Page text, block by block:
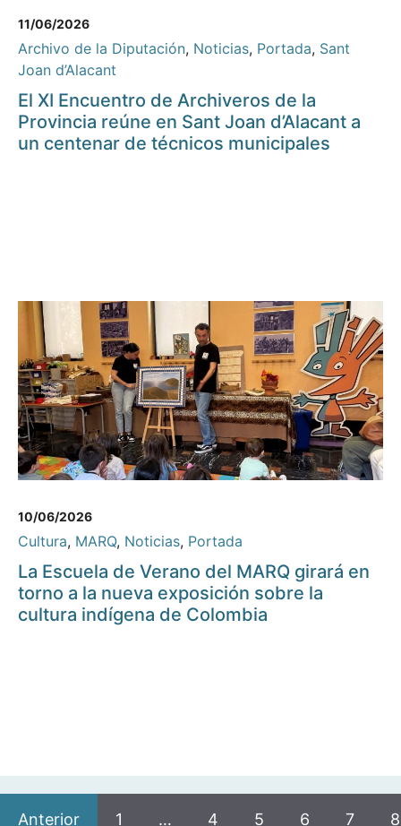
11/06/2026
Archivo de la Diputación, Noticias, Portada, Sant
Joan d’Alacant
El XI Encuentro de Archiveros de la
Provincia reúne en Sant Joan d’Alacant a
un centenar de técnicos municipales
10/06/2026
Cultura, MARQ, Noticias, Portada
La Escuela de Verano del MARQ girará en
torno a la nueva exposición sobre la
cultura indígena de Colombia
Anterior 1 … 4 5 6 7 8